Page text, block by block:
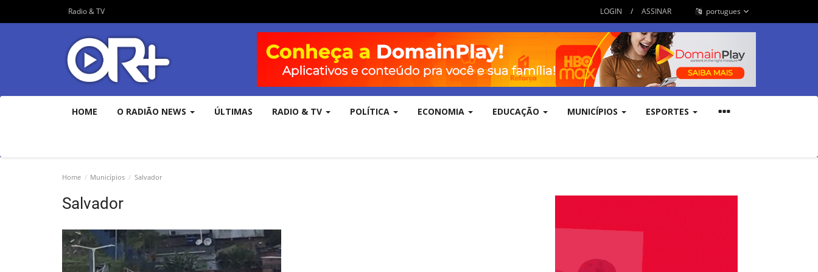
Radio & TV LOGIN / ASSINAR portugues
HOME O RADIÃO NEWS ÚLTIMAS RADIO & TV POLÍTICA ECONOMIA EDUCAÇÃO MUNICÍPIOS ESPORTES
Home Municípios Salvador
Salvador